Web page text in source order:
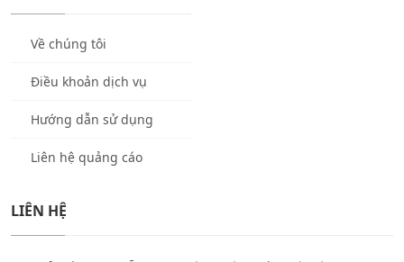
Về chúng tôi
Điều khoản dịch vụ
Hướng dẫn sử dụng
Liên hệ quảng cáo
LIÊN HỆ